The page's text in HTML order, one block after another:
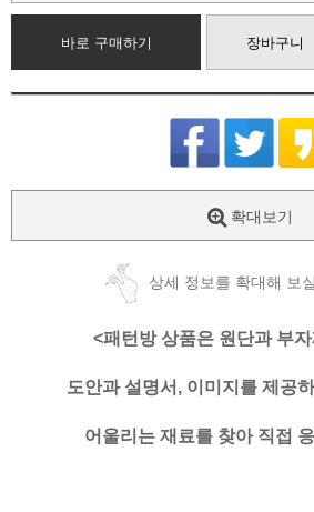
바로 구매하기 장바구니
확대보기
상세 정보를 확대해 보
<패턴방 상품은 원단과 부
도안과 설명서, 이미지를 제공
어울리는 재료를 찾아 직접